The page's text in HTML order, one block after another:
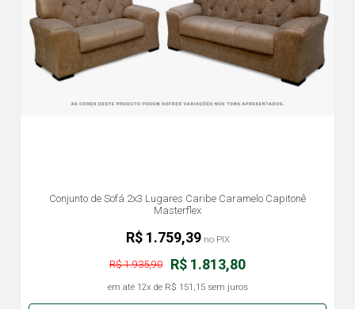
Conjunto de Sofá 2x3 Lugares Caribe Caramelo Capitonê
Masterflex
R$ 1.813,80
R$ 1.935,90
em até 12x de R$ 151,15sem juros
R$ 1.759,39no PIX